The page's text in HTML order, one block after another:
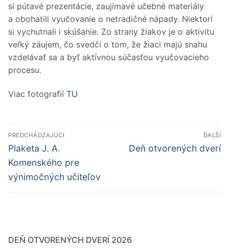
si pútavé prezentácie, zaujímavé učebné materiály
a obohatili vyučovanie o netradičné nápady. Niektorí
si vychutnali i skúšanie. Zo strany žiakov je o aktivitu
veľký záujem, čo svedčí o tom, že žiaci majú snahu
vzdelávať sa a byť aktívnou súčasťou vyučovacieho
procesu.
Viac fotografií TU
Navigácia
v
článku
PREDCHÁDZAJÚCI
Predchádzajúci
článok:
Plaketa J. A.
Komenského pre
výnimočných učiteľov
ĎALŠÍ
Ďalší
Deň otvorených dverí
DEŇ OTVORENÝCH DVERÍ 2026